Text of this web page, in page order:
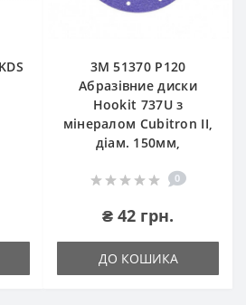
3М 51370 P120
Абразівние диски
Hookit 737U з
мінералом Cubitron II,
діам. 150мм,
0
₴ 42 грн.
ДО КОШИКА